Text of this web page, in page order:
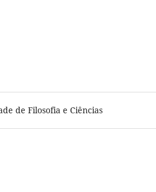
de Filosofia e Ciências